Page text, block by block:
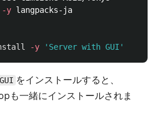
-y langpacks-ja
-y 'Server with GUI'
をインストールすると、
一緒にインストールされま